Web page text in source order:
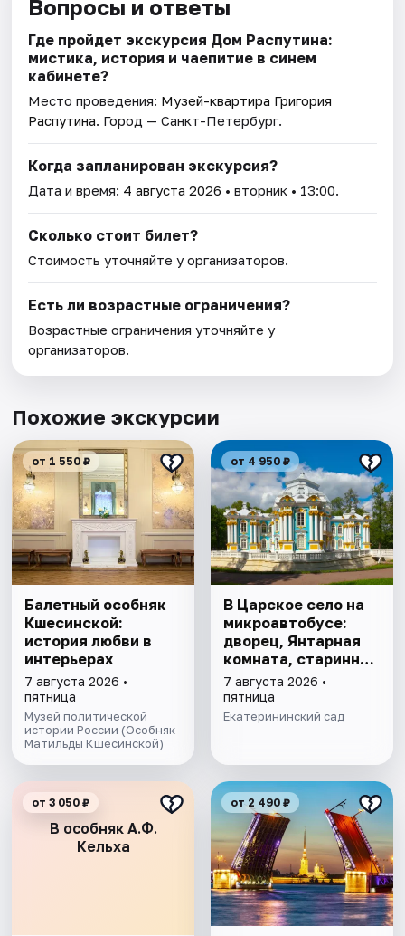
Вопросы и ответы
Где пройдет экскурсия Дом Распутина:
мистика, история и чаепитие в синем
кабинете?
Место проведения: Музей-квартира Григория
Распутина. Город — Санкт-Петербург.
Когда запланирован экскурсия?
Дата и время: 4 августа 2026 • вторник • 13:00.
Сколько стоит билет?
Стоимость уточняйте у организаторов.
Есть ли возрастные ограничения?
Возрастные ограничения уточняйте у
организаторов.
Похожие экскурсии
от 1 550 ₽
Балетный особняк
Кшесинской:
история любви в
интерьерах
7 августа 2026 •
пятница
Музей политической
истории России (Особняк
Матильды Кшесинской)
от 4 950 ₽
В Царское село на
микроавтобусе:
дворец, Янтарная
комната, старинный
парк
7 августа 2026 •
пятница
Екатерининский сад
В особняк А.Ф.
Кельха
от 3 050 ₽ от 2 490 ₽